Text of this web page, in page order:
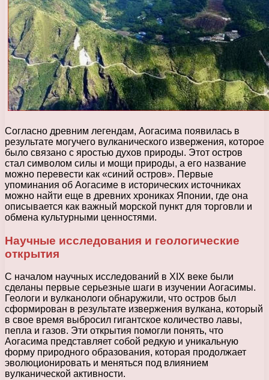
Согласно древним легендам, Аогасима появилась в
результате могучего вулканического извержения, которое
было связано с яростью духов природы. Этот остров
стал символом силы и мощи природы, а его название
можно перевести как «синий остров». Первые
упоминания об Аогасиме в исторических источниках
можно найти еще в древних хрониках Японии, где она
описывается как важный морской пункт для торговли и
обмена культурными ценностями.
Научные исследования и геологические
открытия
С началом научных исследований в XIX веке были
сделаны первые серьезные шаги в изучении Аогасимы.
Геологи и вулканологи обнаружили, что остров был
сформирован в результате извержения вулкана, который
в свое время выбросил гигантское количество лавы,
пепла и газов. Эти открытия помогли понять, что
Аогасима представляет собой редкую и уникальную
форму природного образования, которая продолжает
эволюционировать и меняться под влиянием
вулканической активности.